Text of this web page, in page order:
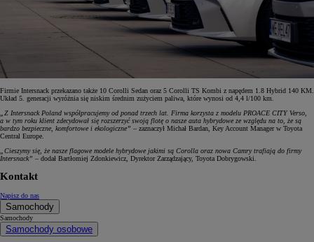
Firmie Intersnack przekazano także 10 Corolli Sedan oraz 5 Corolli TS Kombi z napędem 1.8 Hybrid 140 KM.
Układ 5. generacji wyróżnia się niskim średnim zużyciem paliwa, które wynosi od 4,4 l/100 km.
„Z Intersnack Poland współpracujemy od ponad trzech lat. Firma korzysta z modelu PROACE CITY Verso,
a w tym roku klient zdecydował się rozszerzyć swoją flotę o nasze auta hybrydowe ze względu na to, że są
bardzo bezpieczne, komfortowe i ekologiczne” – zaznaczył Michał Bardan, Key Account Manager w Toyota
Central Europe.
„Cieszymy się, że nasze flagowe modele hybrydowe jakimi są Corolla oraz nowa Camry trafiają do firmy
Intersnack” – dodał Bartłomiej Zdonkiewicz, Dyrektor Zarządzający, Toyota Dobrygowski.
Kontakt
Napisz do nas
Samochody
Samochody
Samochody osobowe